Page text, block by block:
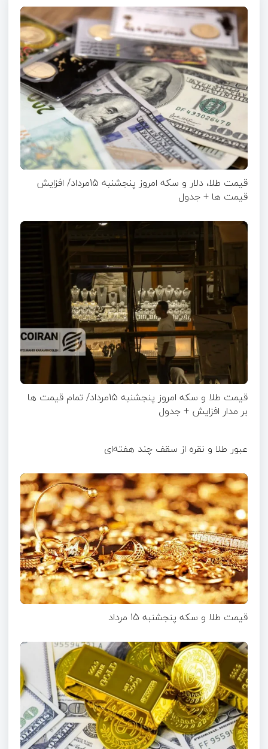
قیمت طلا، دلار و سکه امروز پنجشنبه 15مرداد/ افزایش
قیمت ها + جدول
قیمت طلا و سکه امروز پنجشنبه 15مرداد/ تمام قیمت ها
بر مدار افزایش + جدول
عبور طلا و نقره از سقف چند هفته‌ای
قیمت طلا و سکه پنجشنبه 15 مرداد